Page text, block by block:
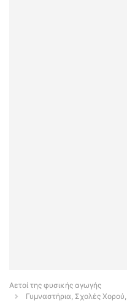
Αετοί της φυσικής αγωγής
Γυμναστήρια, Σχολές